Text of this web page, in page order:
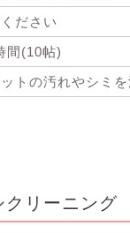
ださい
間(10帖)
トの汚れやシミ
クリーニング